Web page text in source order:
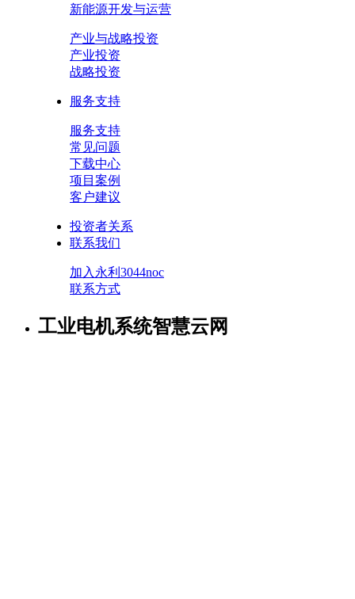
新能源开发与运营
产业与战略投资
产业投资
战略投资
服务支持
服务支持
常见问题
下载中心
项目案例
客户建议
投资者关系
联系我们
加入永利3044noc
联系方式
工业电机系统智慧云网